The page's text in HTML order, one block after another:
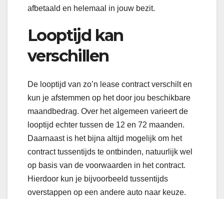
afbetaald en helemaal in jouw bezit.
Looptijd kan
verschillen
De looptijd van zo’n lease contract verschilt en
kun je afstemmen op het door jou beschikbare
maandbedrag. Over het algemeen varieert de
looptijd echter tussen de 12 en 72 maanden.
Daarnaast is het bijna altijd mogelijk om het
contract tussentijds te ontbinden, natuurlijk wel
op basis van de voorwaarden in het contract.
Hierdoor kun je bijvoorbeeld tussentijds
overstappen op een andere auto naar keuze.